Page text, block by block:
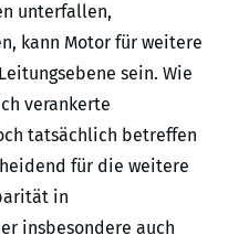
unterfallen,
kann Motor für weitere
sein. Wie
verankerte
tatsächlich betreffen
für die weitere
in
insbesondere auch